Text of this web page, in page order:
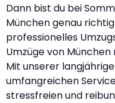
Dann bist du bei
München genau
professionelles
Umzüge von
Mit unserer
umfangreichen
stressfreien und